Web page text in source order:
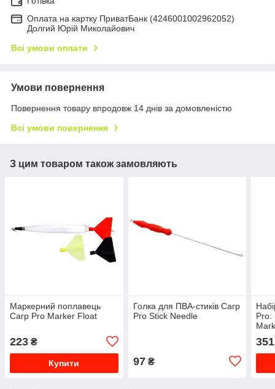
Оплата на картку ПриватБанк (4246001002962052)
Долгий Юрій Миколайович
Всі умови оплати
Умови повернення
Повернення товару впродовж 14 днів за домовленістю
Всі умови повернення
З цим товаром також замовляють
Маркерний поплавець
Carp Pro Marker Float
223 ₴
Купити
Голка для ПВА-стиків Carp
Pro Stick Needle
97₴
Pro:
351